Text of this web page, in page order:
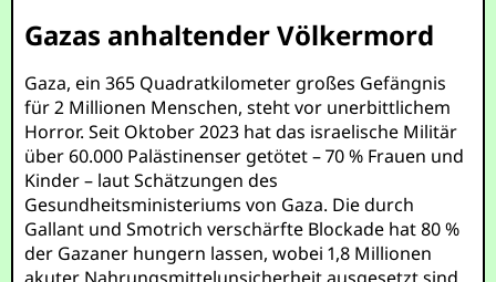
Gazas anhaltender Völkermord
Gaza, ein 365 Quadratkilometer großes Gefängnis
für 2 Millionen Menschen, steht vor unerbittlichem
Horror. Seit Oktober 2023 hat das israelische Militär
über 60.000 Palästinenser getötet – 70 % Frauen und
Kinder – laut Schätzungen des
Gesundheitsministeriums von Gaza. Die durch
Gallant und Smotrich verschärfte Blockade hat 80 %
der Gazaner hungern lassen, wobei 1,8 Millionen